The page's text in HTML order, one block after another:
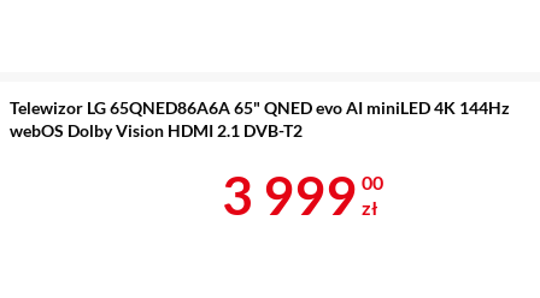
Telewizor LG 65QNED86A6A 65" QNED evo AI miniLED 4K 144Hz
webOS Dolby Vision HDMI 2.1 DVB-T2
Cena 3 999 zł
3 999 00
zł